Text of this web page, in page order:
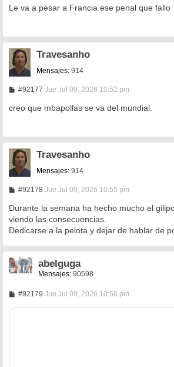
n
s
e
Le va a pesar a Francia ese penal que fallo
Travesanho
Mensajes: 914
#92177M
n
s
e
Jue Jul 09, 2026 10:52 pm
creo que mbapollas se va del mundial.
Travesanho
Mensajes: 914
#92178M
n
s
a
j
Jue Jul 09, 2026 10:55 pm
Durante la semana ha hecho mucho el
viendo las consecuencias.
Dedicarse a la pelota y dejar de hablar de
abelguga
Mensajes: 90598
#92179M
n
Jue Jul 09, 2026 10:58 pm